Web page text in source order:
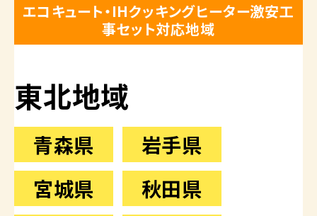
エコキュート・IHクッキングヒーター激安工
事セット対応地域
東北地域
青森県
岩手県
宮城県
秋田県